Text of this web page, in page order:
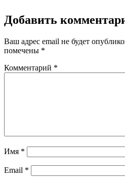
Добавить
Ваш адрес email не будет
помечены *
Комментарий *
Имя *
Email *